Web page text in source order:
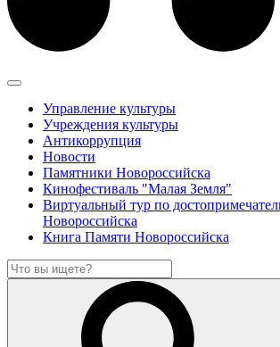
Управление культуры
Учреждения культуры
Антикоррупция
Новости
Памятники Новороссийска
Кинофестиваль "Малая Земля"
Виртуальный тур по
Новороссийска
Книга Памяти Новороссийска